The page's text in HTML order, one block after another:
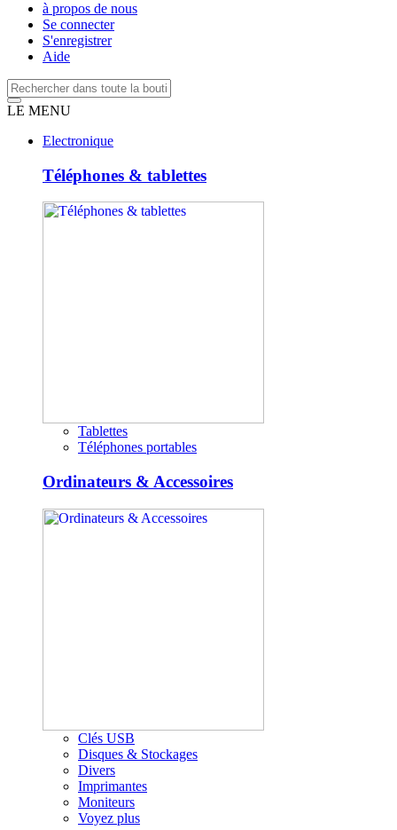
à propos de nous
Se connecter
S'enregistrer
Aide
LE MENU
Electronique
Téléphones & tablettes
Tablettes
Téléphones portables
Ordinateurs & Accessoires
Clés USB
Disques & Stockages
Divers
Imprimantes
Moniteurs
Voyez plus